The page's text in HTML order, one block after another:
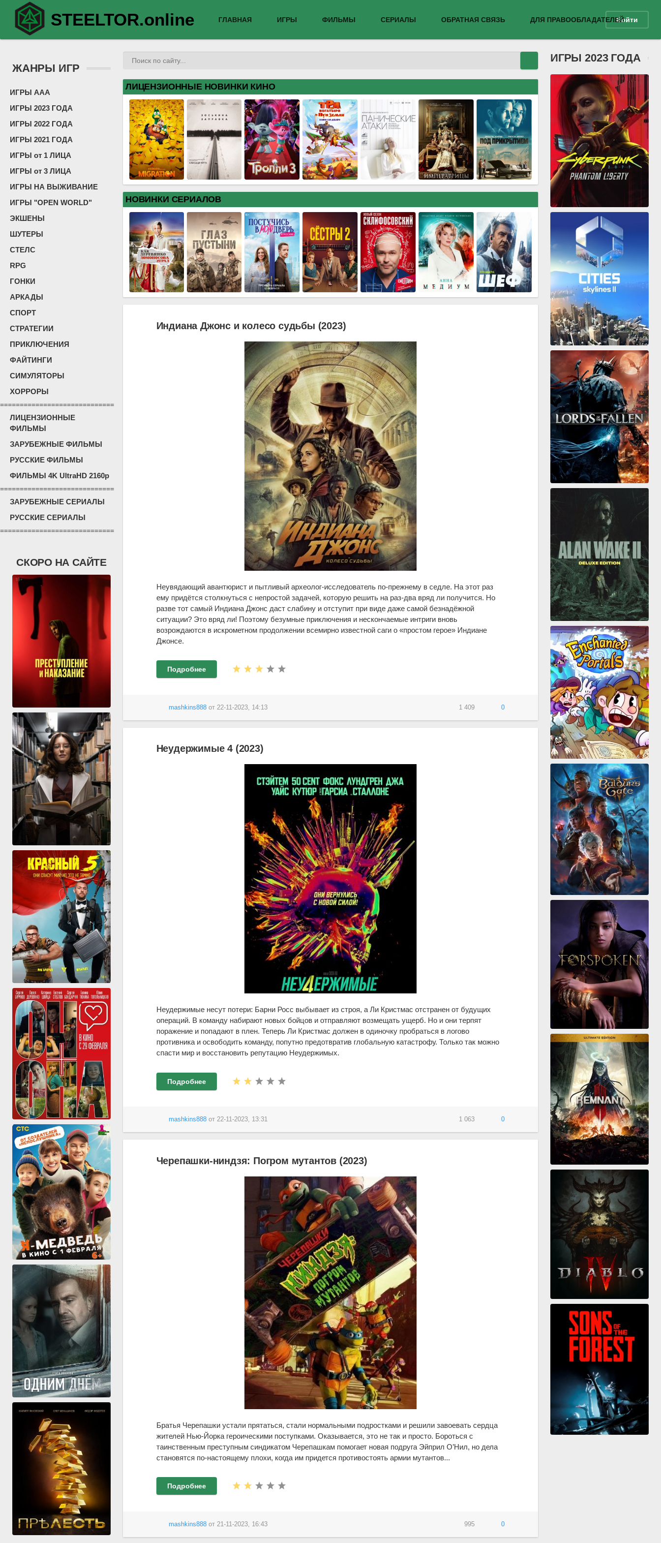
STEELTOR.online ГЛАВНАЯ ИГРЫ ФИЛЬМЫ СЕРИАЛЫ ОБРАТНАЯ СВЯЗЬ ДЛЯ ПРАВООБЛАДАТЕЛЕЙВойти
ЖАНРЫ ИГР
ИГРЫ ААА
ИГРЫ 2023 ГОДА
ИГРЫ 2022 ГОДА
ИГРЫ 2021 ГОДА
ИГРЫ от 1 ЛИЦА
ИГРЫ от 3 ЛИЦА
ИГРЫ НА ВЫЖИВАНИЕ
ИГРЫ "OPEN WORLD"
ЭКШЕНЫ
ШУТЕРЫ
СТЕЛС
RPG
ГОНКИ
АРКАДЫ
СПОРТ
СТРАТЕГИИ
ПРИКЛЮЧЕНИЯ
ФАЙТИНГИ
СИМУЛЯТОРЫ
ХОРРОРЫ
=============================
ЛИЦЕНЗИОННЫЕ
ФИЛЬМЫ
ЗАРУБЕЖНЫЕ ФИЛЬМЫ
РУССКИЕ ФИЛЬМЫ
ФИЛЬМЫ 4K UltraHD 2160p
=============================
ЗАРУБЕЖНЫЕ СЕРИАЛЫ
РУССКИЕ СЕРИАЛЫ
=============================
СКОРО НА САЙТЕ
ЛИЦЕНЗИОННЫЕ НОВИНКИ КИНО
НОВИНКИ СЕРИАЛОВ
Индиана Джонс и колесо судьбы (2023)
Неувядающий авантюрист и пытливый археолог-исследователь по-прежнему в седле. На этот раз
ему придётся столкнуться с непростой задачей, которую решить на раз-два вряд ли получится. Но
разве тот самый Индиана Джонс даст слабину и отступит при виде даже самой безнадёжной
ситуации? Это вряд ли! Поэтому безумные приключения и нескончаемые интриги вновь
возрождаются в искрометном продолжении всемирно известной саги о «простом герое» Индиане
Джонсе.
Подробнее
1 409 0
mashkins888от 22-11-2023, 14:13
Неудержимые 4 (2023)
Неудержимые несут потери: Барни Росс выбывает из строя, а Ли Кристмас отстранен от будущих
операций. В команду набирают новых бойцов и отправляют возмещать ущерб. Но и они терпят
поражение и попадают в плен. Теперь Ли Кристмас должен в одиночку пробраться в логово
противника и освободить команду, попутно предотвратив глобальную катастрофу. Только так можно
спасти мир и восстановить репутацию Неудержимых.
Подробнее
1 063 0
mashkins888от 22-11-2023, 13:31
Черепашки-ниндзя: Погром мутантов (2023)
Братья Черепашки устали прятаться, стали нормальными подростками и решили завоевать сердца
жителей Нью-Йорка героическими поступками. Оказывается, это не так и просто. Бороться с
таинственным преступным синдикатом Черепашкам помогает новая подруга Эйприл О’Нил, но дела
становятся по-настоящему плохи, когда им придется противостоять армии мутантов...
Подробнее
995 0
mashkins888от 21-11-2023, 16:43
ИГРЫ 2023 ГОДА